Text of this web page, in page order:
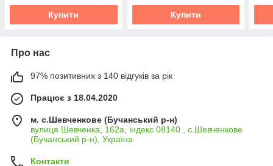
Купити Купити
Про нас
97% позитивних з 140 відгуків за рік
Працює з 18.04.2020
м. с.Шевченкове (Бучанський р-н)
вулиця Шевченка, 162а, індекс 08140 , с.Шевченкове
(Бучанський р-н), Україна
Контакти